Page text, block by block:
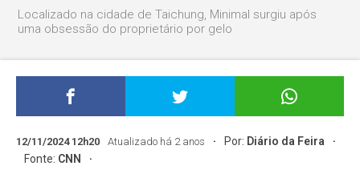
Localizado na cidade de Taichung, Minimal surgiu após
uma obsessão do proprietário por gelo
12/11/2024 12h20 Atualizado há 2 anos Por: Diário da Feira
Fonte: CNN